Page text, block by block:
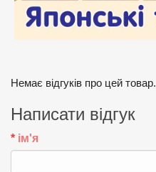
Немає відгуків про цей товар.
Написати відгук
ім'я